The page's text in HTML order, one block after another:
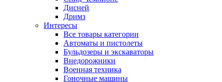
Дисней
Дримз
Интересы
Все товары категории
Автоматы и пистолеты
Бульдозеры и экскаваторы
Внедорожники
Военная техника
Гоночные машины